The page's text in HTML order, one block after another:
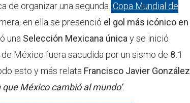
de organizar una segunda Copa Mundial de
en ella se presenció el gol más icónico en
una Selección Mexicana única y se inició
México fuera sacudida por un sismo de 8.1
esto y más relata Francisco Javier González
que México cambió al mundo’.